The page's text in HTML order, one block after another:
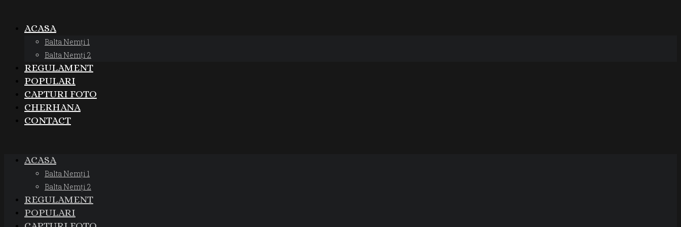
ACASA
Balta Nemți 1
Balta Nemți 2
REGULAMENT
POPULARI
CAPTURI FOTO
CHERHANA
CONTACT
ACASA
Balta Nemți 1
Balta Nemți 2
REGULAMENT
POPULARI